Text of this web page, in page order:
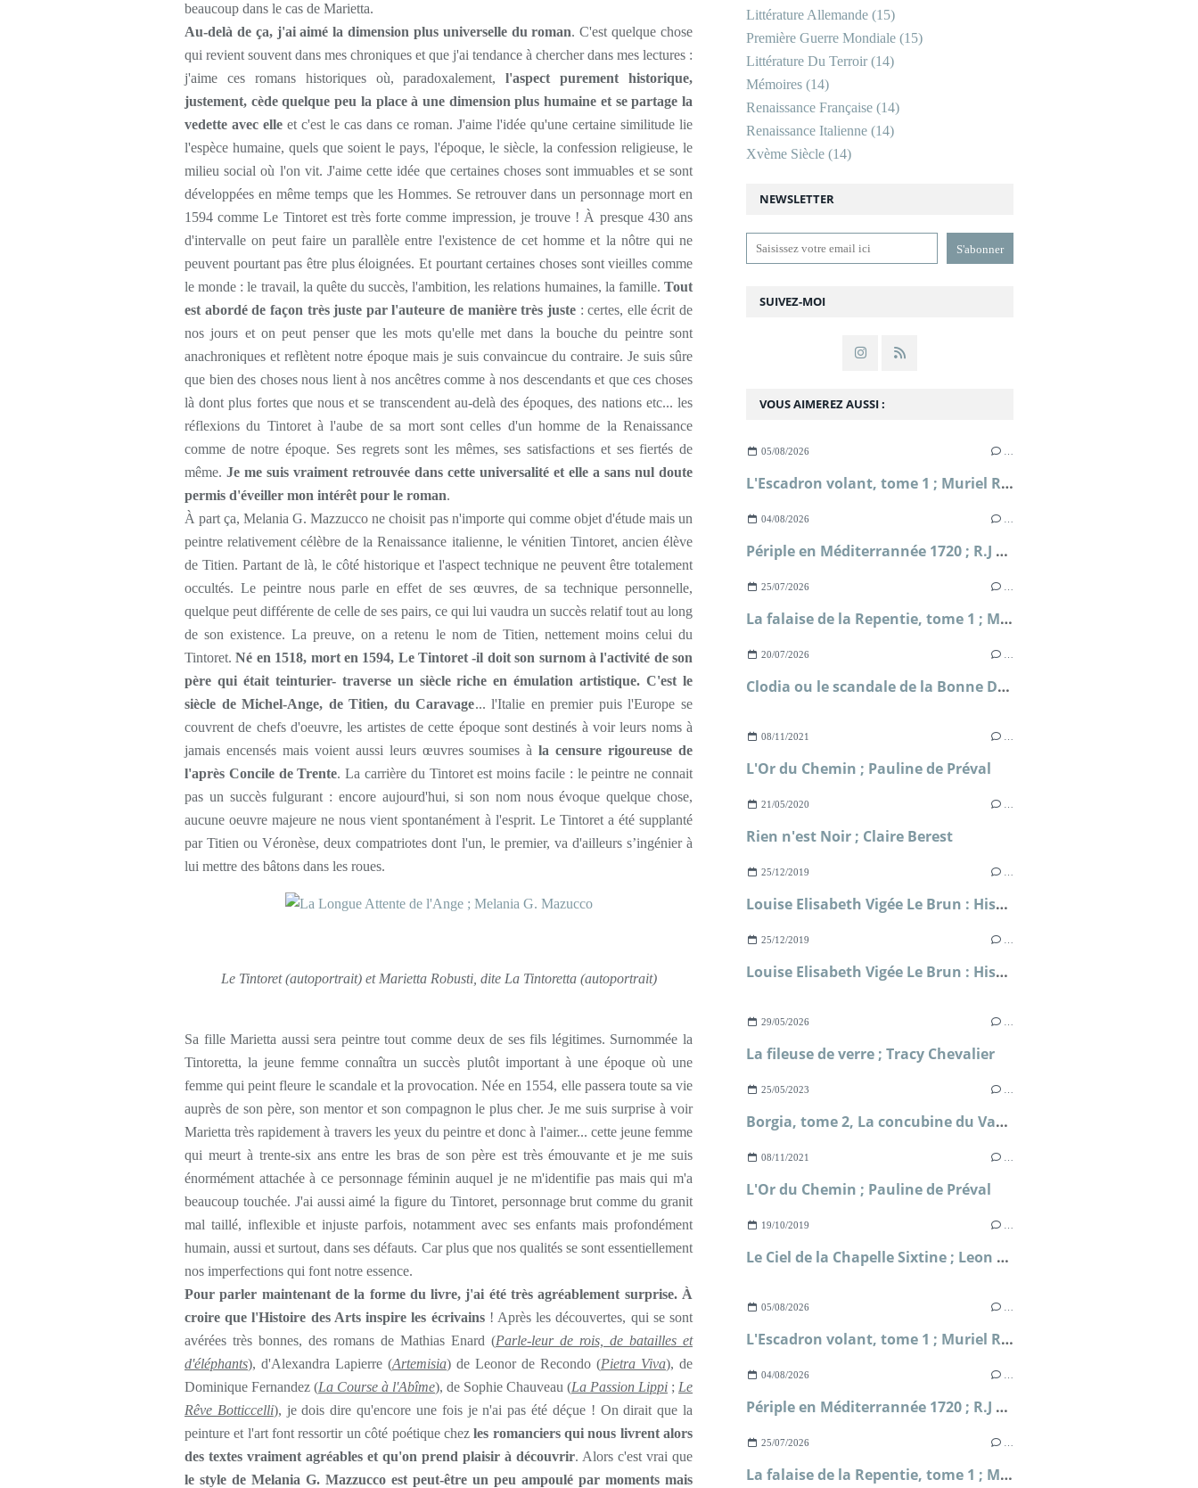
beaucoup dans le cas de Marietta.
Au-delà de ça, j'ai aimé la dimension plus universelle du roman. C'est quelque chose
qui revient souvent dans mes chroniques et que j'ai tendance à chercher dans mes lectures :
j'aime ces romans historiques où, paradoxalement,l'aspect purement historique,
justement, cède quelque peu la place à une dimension plus humaine et se partage la
vedette avec elle et c'est le cas dans ce roman. J'aime l'idée qu'une certaine similitude lie
l'espèce humaine, quels que soient le pays, l'époque, le siècle, la confession religieuse, le
milieu social où l'on vit. J'aime cette idée que certaines choses sont immuables et se sont
développées en même temps que les Hommes. Se retrouver dans un personnage mort en
1594 comme Le Tintoret est très forte comme impression, je trouve ! À presque 430 ans
d'intervalle on peut faire un parallèle entre l'existence de cet homme et la nôtre qui ne
peuvent pourtant pas être plus éloignées. Et pourtant certaines choses sont vieilles comme
le monde : le travail, la quête du succès, l'ambition, les relations humaines, la famille. Tout
est abordé de façon très juste par l'auteure de manière très juste: certes, elle écrit de
nos jours et on peut penser que les mots qu'elle met dans la bouche du peintre sont
anachroniques et reflètent notre époque mais je suis convaincue du contraire. Je suis sûre
que bien des choses nous lient à nos ancêtres comme à nos descendants et que ces choses
là dont plus fortes que nous et se transcendent au-delà des époques, des nations etc... les
réflexions du Tintoret à l'aube de sa mort sont celles d'un homme de la Renaissance
comme de notre époque. Ses regrets sont les mêmes, ses satisfactions et ses fiertés de
même. Je me suis vraiment retrouvée dans cette universalité et elle a sans nul doute
permis d'éveiller mon intérêt pour le roman.
À part ça, Melania G. Mazzucco ne choisit pas n'importe qui comme objet d'étude mais un
peintre relativement célèbre de la Renaissance italienne, le vénitien Tintoret, ancien élève
de Titien. Partant de là, le côté historique et l'aspect technique ne peuvent être totalement
occultés. Le peintre nous parle en effet de ses œuvres, de sa technique personnelle,
quelque peut différente de celle de ses pairs, ce qui lui vaudra un succès relatif tout au long
de son existence. La preuve, on a retenu le nom de Titien, nettement moins celui du
Tintoret.Né en 1518, mort en 1594, Le Tintoret -il doit son surnom à l'activité de son
père qui était teinturier- traverse un siècle riche en émulation artistique. C'est le
siècle de Michel-Ange, de Titien, du Caravage... l'Italie en premier puis l'Europe se
couvrent de chefs d'oeuvre, les artistes de cette époque sont destinés à voir leurs noms à
jamais encensés mais voient aussi leurs œuvres soumises à la censure rigoureuse de
l'après Concile de Trente. La carrière du Tintoret est moins facile : le peintre ne connait
pas un succès fulgurant : encore aujourd'hui, si son nom nous évoque quelque chose,
aucune oeuvre majeure ne nous vient spontanément à l'esprit. Le Tintoret a été supplanté
par Titien ou Véronèse, deux compatriotes dont l'un, le premier, va d'ailleurs s’ingénier à
lui mettre des bâtons dans les roues.
Le Tintoret (autoportrait) et Marietta Robusti, dite La Tintoretta (autoportrait)
Sa fille Marietta aussi sera peintre tout comme deux de ses fils légitimes. Surnommée la
Tintoretta, la jeune femme connaîtra un succès plutôt important à une époque où une
femme qui peint fleure le scandale et la provocation. Née en 1554, elle passera toute sa vie
auprès de son père, son mentor et son compagnon le plus cher. Je me suis surprise à voir
Marietta très rapidement à travers les yeux du peintre et donc à l'aimer... cette jeune femme
qui meurt à trente-six ans entre les bras de son père est très émouvante et je me suis
énormément attachée à ce personnage féminin auquel je ne m'identifie pas mais qui m'a
beaucoup touchée. J'ai aussi aimé la figure du Tintoret, personnage brut comme du granit
mal taillé, inflexible et injuste parfois, notamment avec ses enfants mais profondément
humain, aussi et surtout, dans ses défauts. Car plus que nos qualités se sont essentiellement
nos imperfections qui font notre essence.
Pour parler maintenant de la forme du livre, j'ai été très agréablement surprise. À
croire que l'Histoire des Arts inspire les écrivains! Après les découvertes, qui se sont
avérées très bonnes, des romans de Mathias Enard (Parle-leur de rois, de batailles et
d'éléphants), d'Alexandra Lapierre (Artemisia) de Leonor de Recondo (Pietra Viva), de
Dominique Fernandez (La Course à l'Abîme), de Sophie Chauveau (La Passion Lippi ; Le
Rêve Botticcelli), je dois dire qu'encore une fois je n'ai pas été déçue ! On dirait que la
peinture et l'art font ressortir un côté poétique chezles romanciers qui nous livrent alors
des textes vraiment agréables et qu'on prend plaisir à découvrir. Alors c'est vrai que
le style de Melania G. Mazzucco est peut-être un peu ampoulé par moments mais
NEWSLETTER
SUIVEZ-MOI
VOUS AIMEREZ AUSSI :
05/08/2026
L'Escadron volant, tome 1 ; Muriel Romana
04/08/2026
Périple en Méditerrannée 1720 ; R.J Masselauze
25/07/2026
La falaise de la Repentie, tome 1 ; Marie-Béatrice Gauvin
20/07/2026
Clodia ou le scandale de la Bonne Déesse ; Sophie Malick-Prunier
08/11/2021
L'Or du Chemin ; Pauline de Préval
21/05/2020
Rien n'est Noir ; Claire Berest
25/12/2019
Louise Elisabeth Vigée Le Brun : Histoire d'un regard ; Geneviève Haroche-Bouzinac
25/12/2019
Louise Elisabeth Vigée Le Brun : Histoire d'un regard ; Geneviève Haroche-Bouzinac
29/05/2026
La fileuse de verre ; Tracy Chevalier
25/05/2023
Borgia, tome 2, La concubine du Vatican ; Kate Quinn
08/11/2021
L'Or du Chemin ; Pauline de Préval
19/10/2019
Le Ciel de la Chapelle Sixtine ; Leon Morell
05/08/2026
L'Escadron volant, tome 1 ; Muriel Romana
04/08/2026
Périple en Méditerrannée 1720 ; R.J Masselauze
25/07/2026
La falaise de la Repentie, tome 1 ; Marie-Béatrice Gauvin
Littérature Allemande (15)
Première Guerre Mondiale (15)
Littérature Du Terroir(14)
Mémoires (14)
Renaissance Française (14)
Renaissance Italienne (14)
Xvème Siècle (14)